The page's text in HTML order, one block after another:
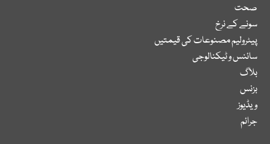
صحت
سونے کے نرخ
پیٹرولیم مصنوعات کی قیمتیں
سائنس و ٹیکنالوجی
بلاگ
بزنس
ویڈیوز
جرائم